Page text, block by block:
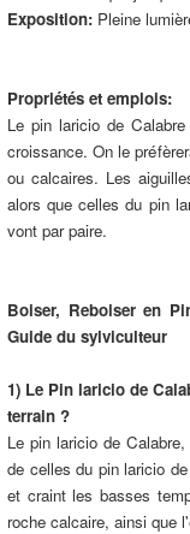
Exposition: Pleine
Propriétés et emplois:
Le pin laricio de
croissance. On le
ou calcaires. Les
alors que celles du pin
vont par paire.
Boiser, Reboiser en
Guide du sylviculteur
1) Le Pin laricio de
terrain ?
Le pin laricio de
de celles du pin laricio
et craint les basses
roche calcaire, ainsi que